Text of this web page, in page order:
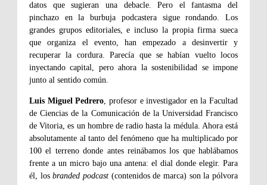
datos que sugieran una debacle. Pero el fantasma del
pinchazo en la burbuja podcastera sigue rondando. Los
grandes grupos editoriales, e incluso la propia firma sueca
que organiza el evento, han empezado a desinvertir y
recuperar la cordura. Parecía que se habían vuelto locos
inyectando capital, pero ahora la sostenibilidad se impone
junto al sentido común.
Luis Miguel Pedrero, profesor e investigador en la Facultad
de Ciencias de la Comunicación de la Universidad Francisco
de Vitoria, es un hombre de radio hasta la médula. Ahora está
absolutamente al tanto del fenómeno que ha multiplicado por
100 el terreno donde antes reinábamos los que hablábamos
frente a un micro bajo una antena: el dial donde elegir. Para
él, losbranded podcast (contenidos de marca) son la pólvora